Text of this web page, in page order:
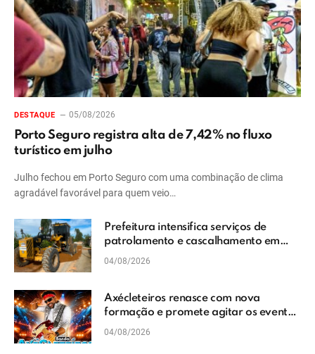
DESTAQUE 05/08/2026
Porto Seguro registra alta de 7,42% no fluxo
turístico em julho
Julho fechou em Porto Seguro com uma combinação de clima
agradável favorável para quem veio…
Prefeitura intensifica serviços de
patrolamento e cascalhamento em
Vera Cruz
04/08/2026
Axécleteiros renasce com nova
formação e promete agitar os eventos
do Extremo Sul da Bahia
04/08/2026